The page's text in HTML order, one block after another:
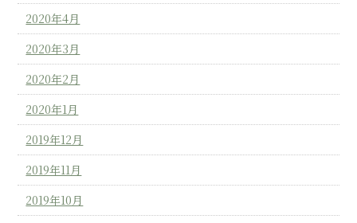
2020年4月
2020年3月
2020年2月
2020年1月
2019年12月
2019年11月
2019年10月